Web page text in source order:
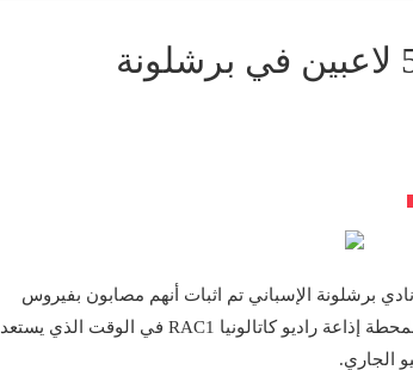
إذاعة إسبانية: إصابة 5 لاعبين في برشلونة
برشلونة الإسباني تم اثبات أنهم مصابون بفيروس
كورونا لكن الخبر لم يُعلن، جاء ذلك وفقًا لمحطة إذاعة راديو كاتالونيا RAC1 في الوقت الذي يستعد